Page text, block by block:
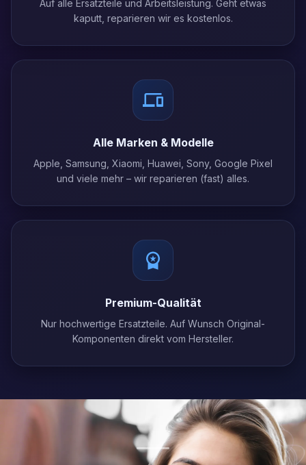
Auf alle Ersatzteile und Arbeitsleistung. Geht etwas
kaputt, reparieren wir es kostenlos.
Alle Marken & Modelle
Apple, Samsung, Xiaomi, Huawei, Sony, Google Pixel
und viele mehr – wir reparieren (fast) alles.
Premium-Qualität
Nur hochwertige Ersatzteile. Auf Wunsch Original-
Komponenten direkt vom Hersteller.